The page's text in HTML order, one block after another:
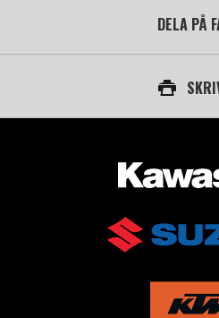
DELA PÅ
AUKTORISERAD